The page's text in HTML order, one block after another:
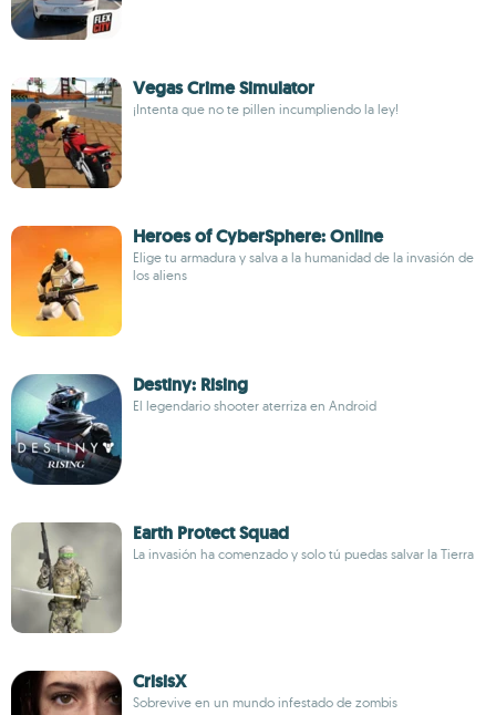
Vegas Crime Simulator
¡Intenta que no te pillen incumpliendo la ley!
Heroes of CyberSphere: Online
Elige tu armadura y salva a la humanidad de la invasión de
los aliens
Destiny: Rising
El legendario shooter aterriza en Android
Earth Protect Squad
La invasión ha comenzado y solo tú puedas salvar la Tierra
CrisisX
Sobrevive en un mundo infestado de zombis